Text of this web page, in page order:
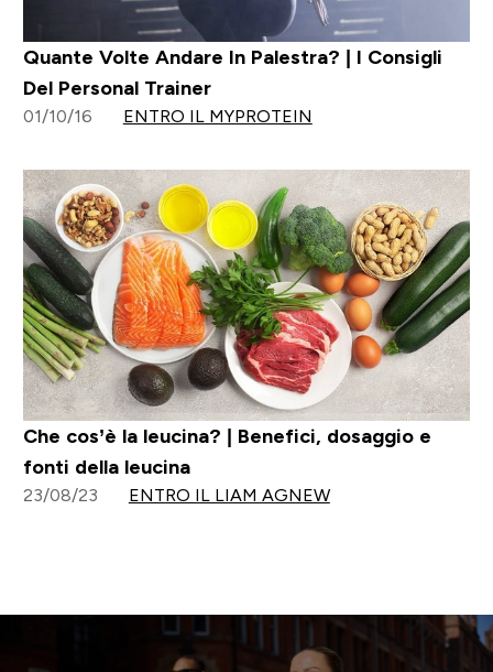
Quante Volte Andare In Palestra? | I Consigli
Del Personal Trainer
01/10/16 ENTRO IL MYPROTEIN
Che cos’è la leucina? | Benefici, dosaggio e
fonti della leucina
23/08/23 ENTRO IL LIAM AGNEW